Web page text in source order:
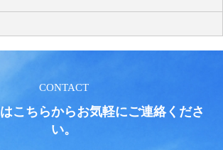
CONTACT
こちらからお気軽にご連絡くださ
い。